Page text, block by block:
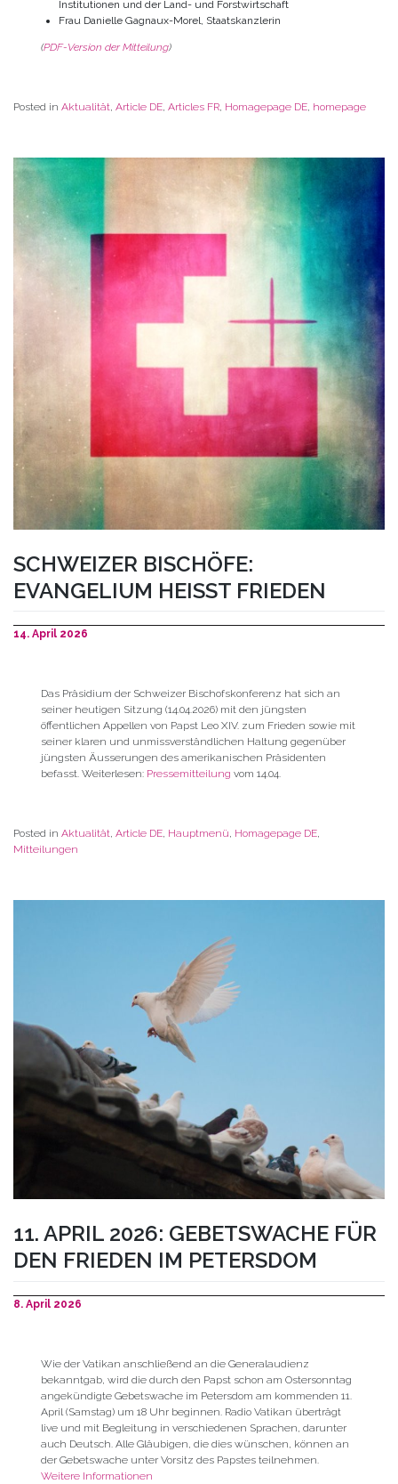
Institutionen und der Land- und Forstwirtschaft
Frau Danielle Gagnaux-Morel, Staatskanzlerin
(PDF-Version der Mitteilung)
Posted in Aktualität Article DE Articles FR Homagepage DE homepage
SCHWEIZER BISCHÖFE:
EVANGELIUM HEISST FRIEDEN
14. April 2026
Das Präsidium der Schweizer Bischofskonferenz hat sich an
seiner heutigen Sitzung (14.04.2026) mit den jüngsten
öffentlichen Appellen von Papst Leo XIV. zum Frieden sowie mit
seiner klaren und unmissverständlichen Haltung gegenüber
jüngsten Äusserungen des amerikanischen Präsidenten
befasst. Weiterlesen: Pressemitteilung vom 14.04.
Posted in Aktualität Article DE Hauptmenü Homagepage DE
Mitteilungen
11. APRIL 2026: GEBETSWACHE FÜR
DEN FRIEDEN IM PETERSDOM
8. April 2026
Wie der Vatikan anschließend an die Generalaudienz
bekanntgab, wird die durch den Papst schon am Ostersonntag
angekündigte Gebetswache im Petersdom am kommenden 11.
April (Samstag) um 18 Uhr beginnen. Radio Vatikan überträgt
live und mit Begleitung in verschiedenen Sprachen, darunter
auch Deutsch. Alle Gläubigen, die dies wünschen, können an
der Gebetswache unter Vorsitz des Papstes teilnehmen.
Weitere Informationen